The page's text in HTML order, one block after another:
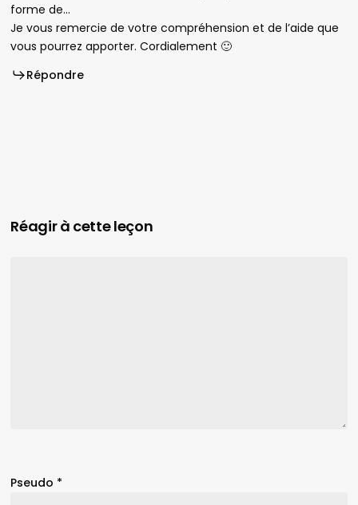
forme de…
Je vous remercie de votre compréhension et de l’aide que
vous pourrez apporter. Cordialement 🙂
Répondre
Réagir à cette leçon
Pseudo *